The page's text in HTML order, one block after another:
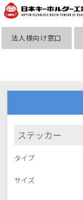
法人様向け窓口
ステッカー
タイプ
サイズ